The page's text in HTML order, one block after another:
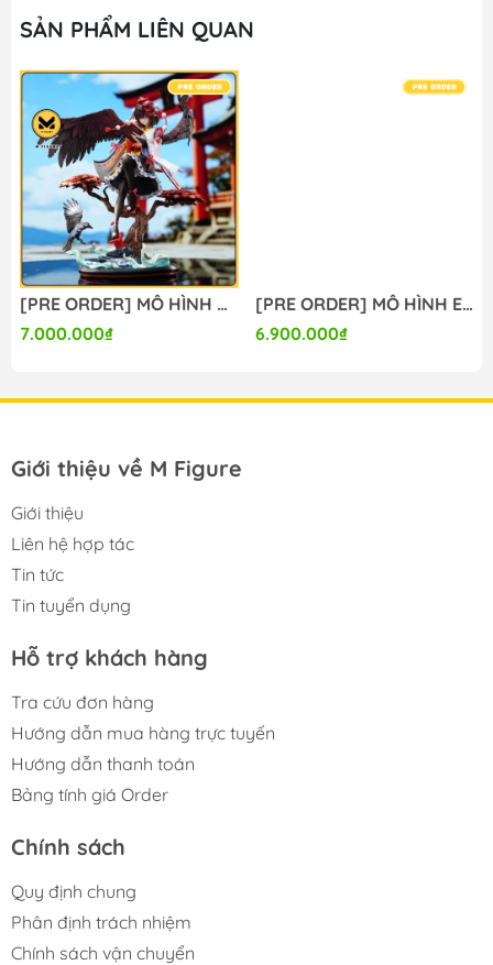
M FIGURE - MÔ HÌNH ANIME CHÍNH HÃNG NHẬT BẢN
🔥Add: Ngọc Hồi - Hoàng Liệt - Hoàng Mai - Hà Nội
🔥Hotline:090-345-2816or098-777-0035
🔥Website: https://mfigure.com/
#figure #mo_hinh #mo_hinh_nhan_vat
#mo_hinh_anime #anime_figure #figure
#mo_hinh_chinh_hang #mo_hinh_figure
#figure_chinh_hang #mo_hinh_tinh #nendoroid
#gameprize #scalefigure
---
SẢN PHẨM LIÊN QUAN
[PRE ORDER] MÔ HÌNH Shameimaru Aya - Touhou Project (Liuli Studio) FIGURE CHÍNH HÃNG
7.000.000₫
[PRE ORDER] MÔ HÌNH Eris Greyrat - Mushoku Tensei (Lolikoo Studio) FIGURE CHÍNH HÃNG
6.900.000₫
Giới thiệu về M Figure
Giới thiệu
Liên hệ hợp tác
Tin tức
Tin tuyển dụng
Hỗ trợ khách hàng
Tra cứu đơn hàng
Hướng dẫn mua hàng trực tuyến
Hướng dẫn thanh toán
Bảng tính giá Order
Chính sách
Quy định chung
Phân định trách nhiệm
Chính sách vận chuyển